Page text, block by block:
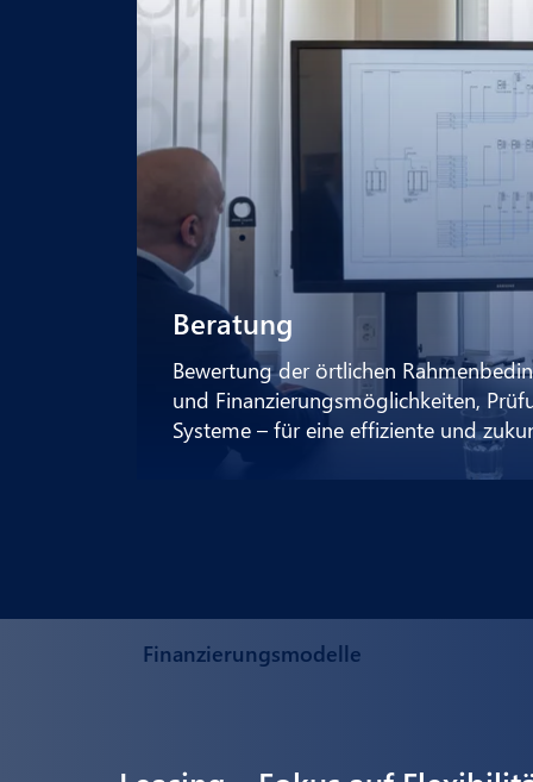
Beratung
Bewertung der örtlichen
und Finanzierungsmöglichkeiten,
Systeme – für eine effiziente und
Finanzierungsmodelle